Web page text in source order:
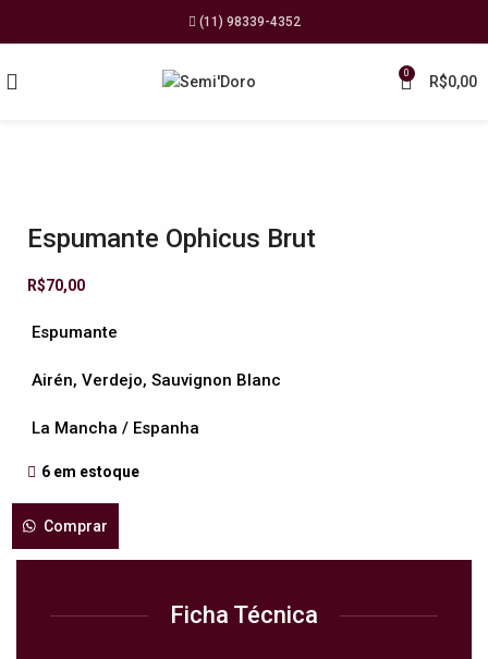
(11) 98339-4352
0 R$0,00
Espumante Ophicus Brut
R$70,00
Espumante
Airén, Verdejo, Sauvignon Blanc
La Mancha / Espanha
6 em estoque
Comprar
Ficha Técnica